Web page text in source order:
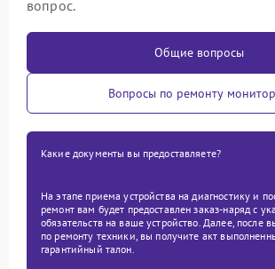
вопрос.
Общие вопросы
Вопросы по ремонту
Какие документы вы предоставляете?
На этапе приема устройства на диагностику и
ремонт вам будет предоставлен заказ-наряд с
обязательств на ваше устройство. Далее, после
по ремонту техники, вы получите акт
гарантийный талон.